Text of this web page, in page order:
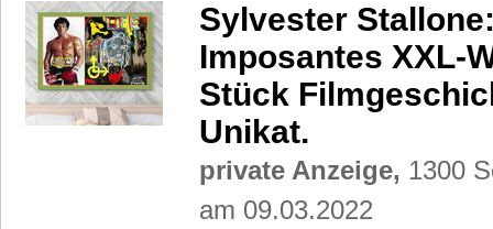
Sylvester
Imposantes XXL-
Stück
Unikat.
private Anzeige, 1300
am 09.03.2022